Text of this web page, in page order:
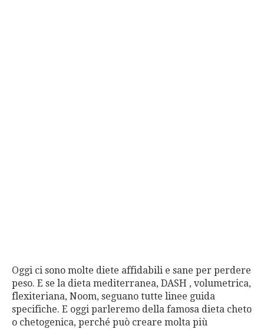
Oggi ci sono molte diete affidabili e sane per perdere
peso. E se la dieta mediterranea, DASH , volumetrica,
flexiteriana, Noom, seguano tutte linee guida
specifiche. E oggi parleremo della famosa dieta cheto
o chetogenica, perché può creare molta più